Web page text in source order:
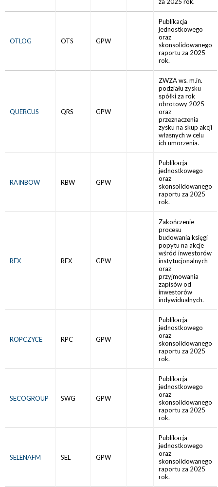
OTLOG OTS GPW
Publikacja
jednostkowego
oraz
skonsolidowanego
raportu za 2025
rok.
QUERCUS QRS GPW
ZWZA ws. m.in.
podziału zysku
spółki za rok
obrotowy 2025
oraz
przeznaczenia
zysku na skup akcji
własnych w celu
ich umorzenia.
RAINBOW RBW GPW
Publikacja
jednostkowego
oraz
skonsolidowanego
raportu za 2025
rok.
REX REX GPW
Zakończenie
procesu
budowania księgi
popytu na akcje
wśród inwestorów
instytucjonalnych
oraz
przyjmowania
zapisów od
inwestorów
indywidualnych.
ROPCZYCE RPC GPW
Publikacja
jednostkowego
oraz
skonsolidowanego
raportu za 2025
rok.
SECOGROUP SWG GPW
Publikacja
jednostkowego
oraz
skonsolidowanego
raportu za 2025
rok.
SELENAFM SEL GPW
Publikacja
jednostkowego
oraz
skonsolidowanego
raportu za 2025
rok.